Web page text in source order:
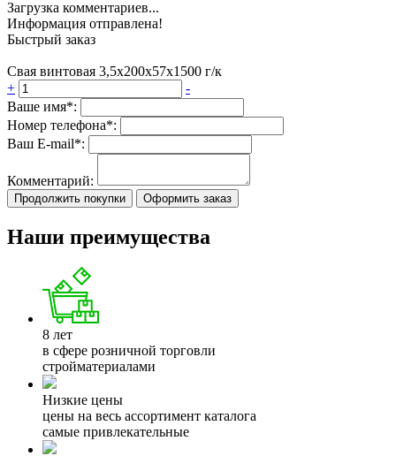
Загрузка комментариев...
Информация отправлена!
Быстрый заказ
Свая винтовая 3,5х200х57х1500 г/к
+
-
Ваше имя*:
Номер телефона*:
Ваш E-mail*:
Комментарий:
Продолжить покупки Оформить заказ
Наши преимущества
8 лет
в сфере розничной торговли
стройматериалами
Низкие цены
цены на весь ассортимент каталога
самые привлекательные